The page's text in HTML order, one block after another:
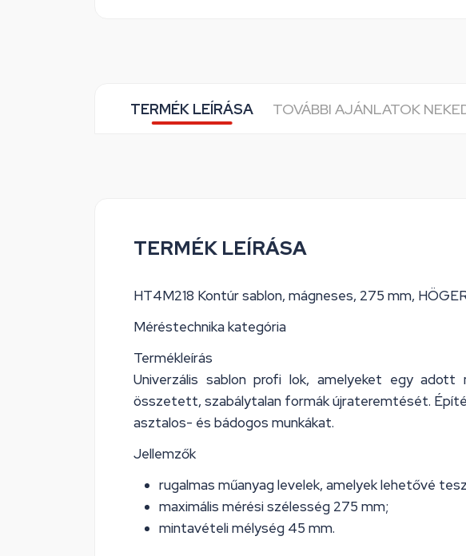
TERMÉK LEÍRÁSA TOVÁBBI AJÁNLATOK
TERMÉK LEÍRÁSA
HT4M218 Kontúr sablon, mágneses, 275 mm,
Méréstechnika kategória
Termékleírás
Univerzális sablon profi lok, amelyeket egy adott
összetett, szabálytalan formák újrateremtését.
asztalos- és bádogos munkákat.
Jellemzők
rugalmas műanyag levelek, amelyek lehetővé
maximális mérési szélesség 275 mm;
mintavételi mélység 45 mm.